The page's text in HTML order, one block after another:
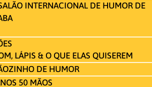
INTERNACIONAL DE HUMOR DE
LÁPIS & O QUE ELAS QUISEREM
DE HUMOR
50 MÃOS